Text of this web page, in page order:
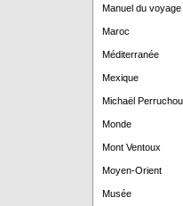
Manuel du voyage
Maroc
Méditerranée
Mexique
Michaël
Monde
Mont Ventoux
Moyen-Orient
Musée